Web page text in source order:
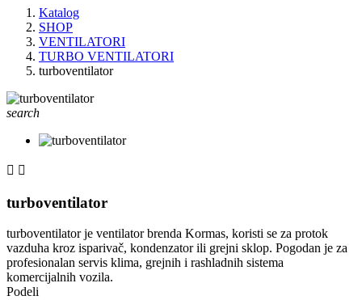
Katalog
SHOP
VENTILATORI
TURBO VENTILATORI
turboventilator
search
 
turboventilator
turboventilator je ventilator brenda Kormas, koristi se za protok
vazduha kroz isparivač, kondenzator ili grejni sklop. Pogodan je za
profesionalan servis klima, grejnih i rashladnih sistema
komercijalnih vozila.
Podeli